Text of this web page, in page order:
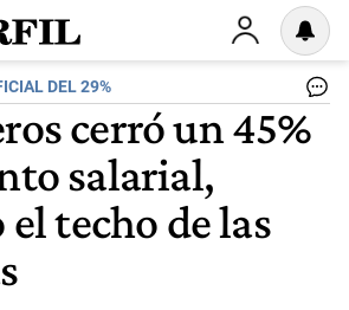
DEL 29%
cerró un 45%
salarial,
techo de las